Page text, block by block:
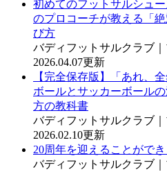
初めてのフットサルシュ
のプロコーチが教える「
び方
バディフットサルクラブ
2026.04.07更新
【完全保存版】「あれ、
ボールとサッカーボール
方の教科書
バディフットサルクラブ
2026.02.10更新
20周年を迎えることができ
バディフットサルクラブ